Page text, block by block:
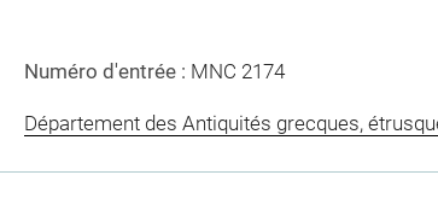
Numéro d'entrée : MNC 2174
Département des Antiquités grecques,